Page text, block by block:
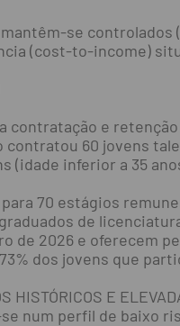
se controlados
(cost-to-income)
contratação e
60 jovens
(idade inferior a 35
70 estágios
de
de 2026 e oferecem
dos jovens que
HISTÓRICOS E
num perfil de baixo